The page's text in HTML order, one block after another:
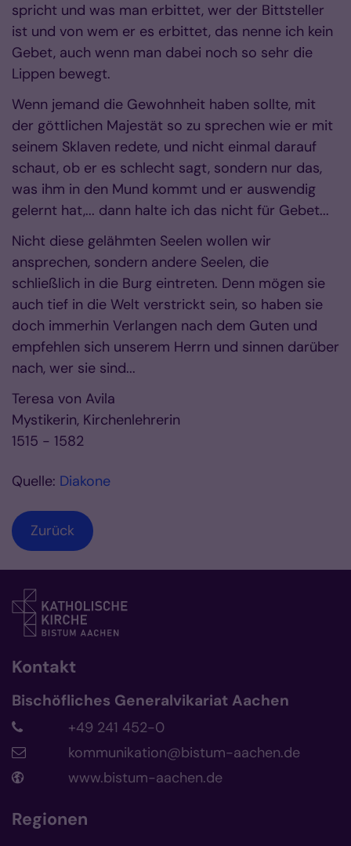
spricht und was man erbittet, wer der Bittsteller
ist und von wem er es erbittet, das nenne ich kein
Gebet, auch wenn man dabei noch so sehr die
Lippen bewegt.
Wenn jemand die Gewohnheit haben sollte, mit
der göttlichen Majestät so zu sprechen wie er mit
seinem Sklaven redete, und nicht einmal darauf
schaut, ob er es schlecht sagt, sondern nur das,
was ihm in den Mund kommt und er auswendig
gelernt hat,... dann halte ich das nicht für Gebet...
Nicht diese gelähmten Seelen wollen wir
ansprechen, sondern andere Seelen, die
schließlich in die Burg eintreten. Denn mögen sie
auch tief in die Welt verstrickt sein, so haben sie
doch immerhin Verlangen nach dem Guten und
empfehlen sich unserem Herrn und sinnen darüber
nach, wer sie sind...
Teresa von Avila
Mystikerin, Kirchenlehrerin
1515 - 1582
Quelle: Diakone
Zurück
Kontakt
Bischöfliches Generalvikariat Aachen
+49 241 452-0
kommunikation@bistum-aachen.de
www.bistum-aachen.de
Regionen